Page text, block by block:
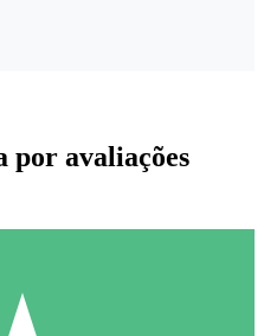
por avaliações